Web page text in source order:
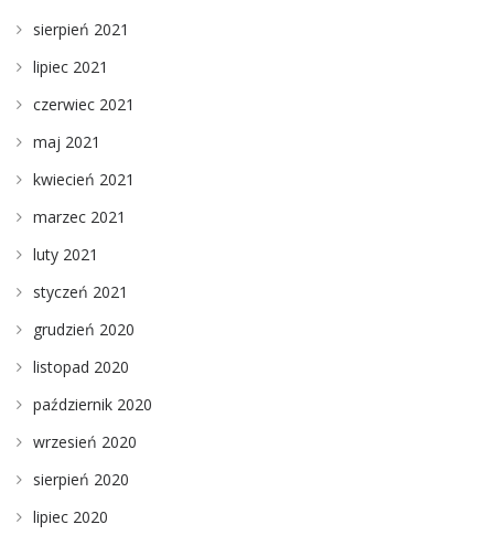
sierpień 2021
lipiec 2021
czerwiec 2021
maj 2021
kwiecień 2021
marzec 2021
luty 2021
styczeń 2021
grudzień 2020
listopad 2020
październik 2020
wrzesień 2020
sierpień 2020
lipiec 2020